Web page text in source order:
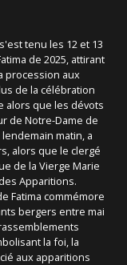
tenu les 12 et 13
de 2025, attirant
procession aux
de la célébration
alors que les dévots
de Notre-Dame de
matin, a
alors que le clergé
de la Vierge Marie
Apparitions.
Fatima commémore
bergers entre mai
la foi, la
aux apparitions